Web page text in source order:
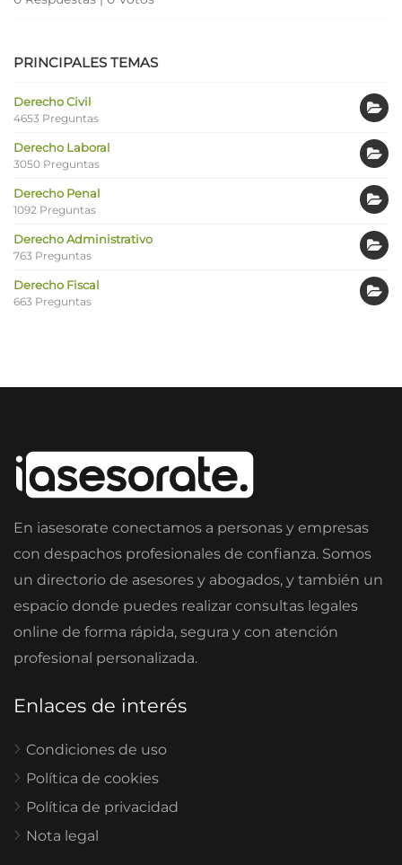
PRINCIPALES TEMAS
Derecho Civil
4653 Preguntas
Derecho Laboral
3050 Preguntas
Derecho Penal
1092 Preguntas
Derecho Administrativo
763 Preguntas
Derecho Fiscal
663 Preguntas
En iasesorate conectamos a personas y empresas
con despachos profesionales de confianza. Somos
un directorio de asesores y abogados, y también un
espacio donde puedes realizar consultas legales
online de forma rápida, segura y con atención
profesional personalizada.
Enlaces de interés
Condiciones de uso
Política de cookies
Política de privacidad
Nota legal